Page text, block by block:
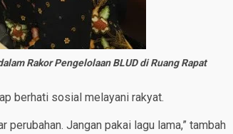
Rakor Pengelolaan BLUD di Ruang Rapat
berhati sosial melayani rakyat.
Jangan pakai lagu lama,” tambah